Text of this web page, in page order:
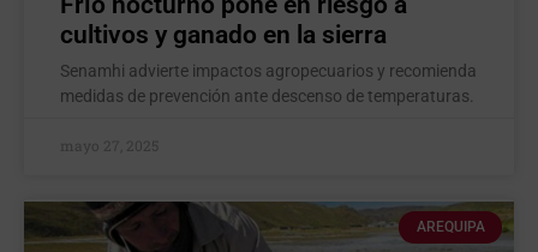
cultivos y ganado en la sierra
Senamhi advierte impactos agropecuarios y recomienda
medidas de prevención ante descenso de temperaturas.
mayo 27, 2025
AREQUIPA